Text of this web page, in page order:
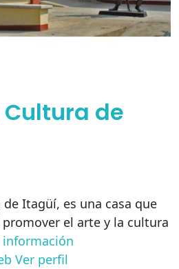
de
de Itagüí, es una casa que
el arte y la cultura
información
Ver perfil